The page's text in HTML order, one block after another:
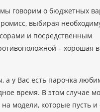
мы говорим о бюджетных
выбирая
и посредственным
– хорошая
а у Вас есть парочка
время. В этом случае
модели, которые пусть и